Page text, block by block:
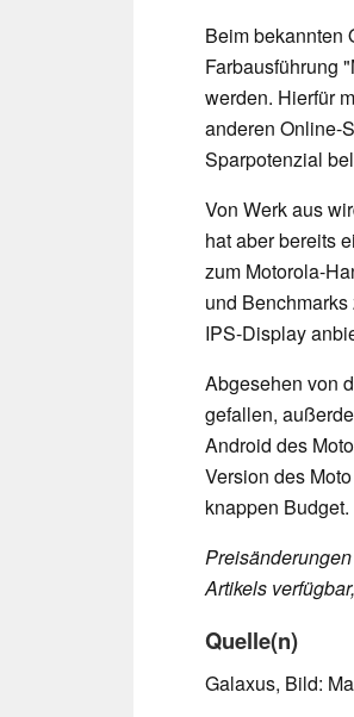
Beim bekannten
Farbausführung
werden. Hierfür
anderen Online-
Sparpotenzial
Von Werk aus
hat aber bereits
zum Motorola-
und Benchmarks
IPS-Display
Abgesehen von
gefallen,
Android des
Version des
knappen Budget.
Artikels
Quelle(n)
Galaxus, Bild: